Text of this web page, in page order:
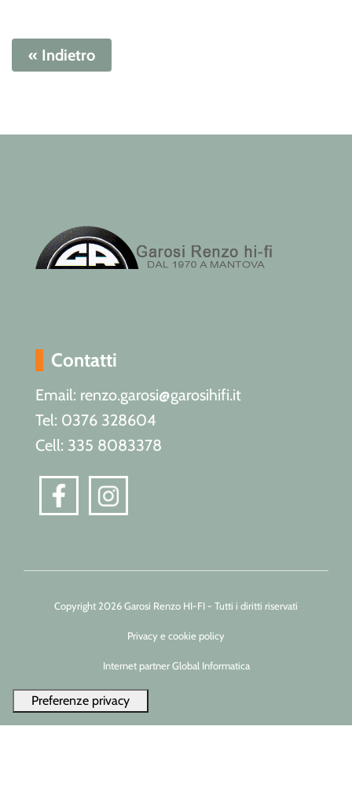
« Indietro
Contatti
Email: renzo.garosi@garosihifi.it
Tel: 0376 328604
Cell: 335 8083378
Copyright 2026 Garosi Renzo HI-FI - Tutti i diritti riservati
Privacy e cookie policy
Internet partner Global Informatica